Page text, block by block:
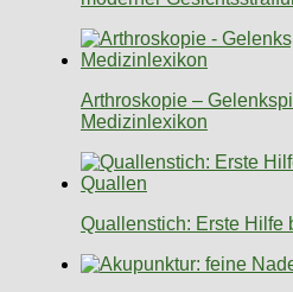
Arthroskopie –
Medizinlexikon
Quallenstich: Erste Hilfe